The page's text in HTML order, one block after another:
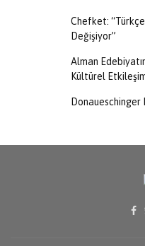
Chefket:
Değişiyor”
Alman
Kültürel